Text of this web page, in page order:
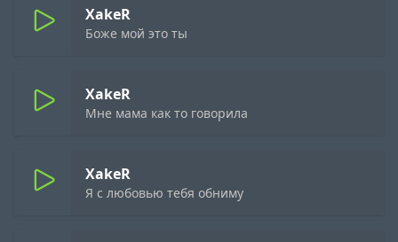
XakeR
Боже мой это ты
XakeR
Мне мама как то говорила
XakeR
Я с любовью тебя обниму